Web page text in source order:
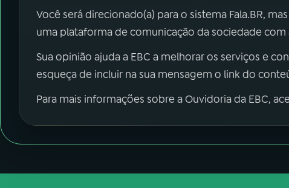
Você será direcionado(a) para o sistema Fala.BR,
uma plataforma de comunicação da sociedade
Sua opinião ajuda a EBC a melhorar os serviços e
esqueça de incluir na sua mensagem o link do
Para mais informações sobre a Ouvidoria da EBC,